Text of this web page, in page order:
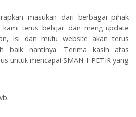
masukan dari berbagai pihak
terus belajar dan meng-update
isi dan mutu website akan terus
baik nantinya. Terima kasih atas
untuk mencapai SMAN 1 PETIR yang